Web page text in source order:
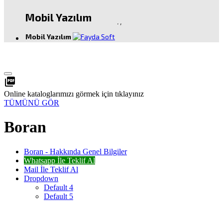
Mobil Yazılım
Mobil Yazılım
. ,
picture_as_pdf
Online kataloglarımızı görmek için tıklayınız
TÜMÜNÜ GÖR
Boran
Boran - Hakkında Genel Bilgiler
Whatsapp İle Teklif Al
Mail İle Teklif Al
Dropdown
Default 4
Default 5